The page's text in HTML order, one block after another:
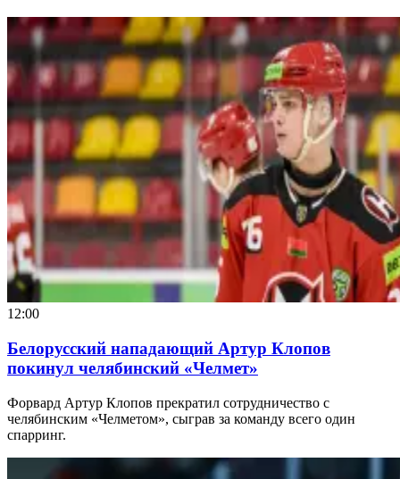
12:00
Белорусский нападающий Артур Клопов
покинул челябинский «Челмет»
Форвард Артур Клопов прекратил сотрудничество с
челябинским «Челметом», сыграв за команду всего один
спарринг.